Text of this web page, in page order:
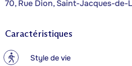
70, Rue Dion, Saint-Jacques-de-
Caractéristiques
? Style de vie